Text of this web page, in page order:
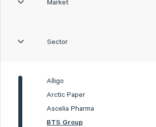
Market
Sector
Alligo
Arctic Paper
Ascelia Pharma
BTS Group